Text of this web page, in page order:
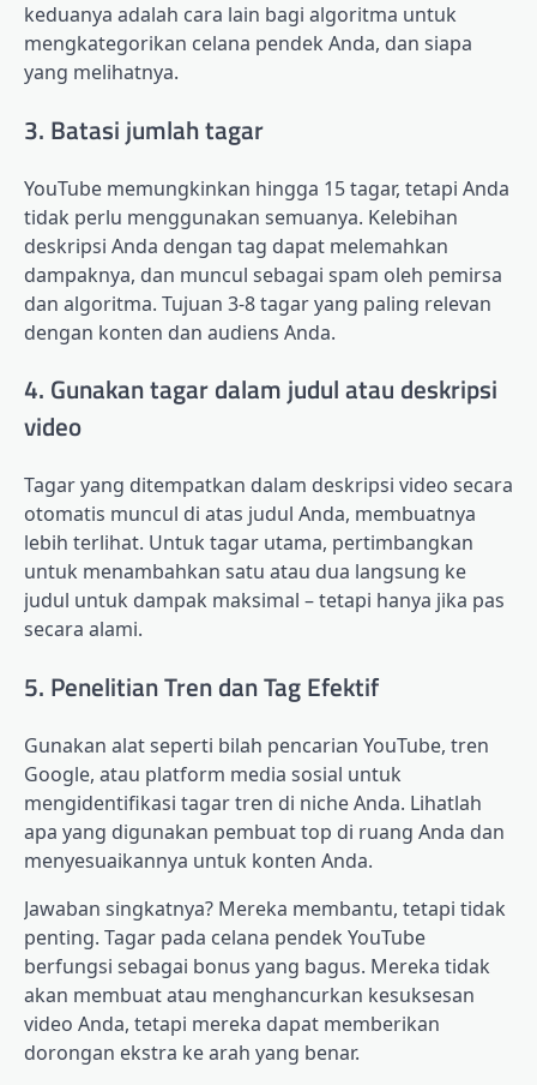
keduanya adalah cara lain bagi algoritma untuk
mengkategorikan celana pendek Anda, dan siapa
yang melihatnya.
3. Batasi jumlah tagar
YouTube memungkinkan hingga 15 tagar, tetapi Anda
tidak perlu menggunakan semuanya. Kelebihan
deskripsi Anda dengan tag dapat melemahkan
dampaknya, dan muncul sebagai spam oleh pemirsa
dan algoritma. Tujuan 3-8 tagar yang paling relevan
dengan konten dan audiens Anda.
4. Gunakan tagar dalam judul atau deskripsi
video
Tagar yang ditempatkan dalam deskripsi video secara
otomatis muncul di atas judul Anda, membuatnya
lebih terlihat. Untuk tagar utama, pertimbangkan
untuk menambahkan satu atau dua langsung ke
judul untuk dampak maksimal – tetapi hanya jika pas
secara alami.
5. Penelitian Tren dan Tag Efektif
Gunakan alat seperti bilah pencarian YouTube, tren
Google, atau platform media sosial untuk
mengidentifikasi tagar tren di niche Anda. Lihatlah
apa yang digunakan pembuat top di ruang Anda dan
menyesuaikannya untuk konten Anda.
Jawaban singkatnya? Mereka membantu, tetapi tidak
penting. Tagar pada celana pendek YouTube
berfungsi sebagai bonus yang bagus. Mereka tidak
akan membuat atau menghancurkan kesuksesan
video Anda, tetapi mereka dapat memberikan
dorongan ekstra ke arah yang benar.